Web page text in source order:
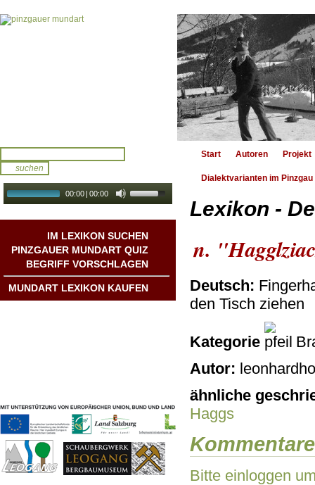
00:00 | 00:00
IM LEXIKON SUCHEN
PINZGAUER MUNDART QUIZ
BEGRIFF VORSCHLAGEN
MUNDART LEXIKON KAUFEN
Start Autoren Projekt
Dialektvarianten im Pinzgau
Lexikon -
n.
Deutsch:
den Tisch ziehen
Kategorie
Autor:
ähnliche
Haggs
Kommentare
Bitte einloggen